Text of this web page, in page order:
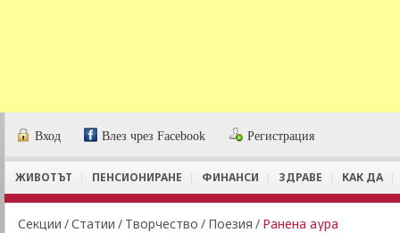
Вход Влез чрез Facebook Регистрация
ЖИВОТЪТ ПЕНСИОНИРАНЕ ФИНАНСИ ЗДРАВЕ КАК ДА
Секции /Статии / Творчество / Поезия / Ранена аура